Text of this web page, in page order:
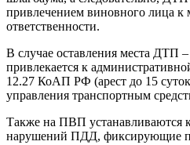
привлечением виновного лица к
ответственности.
В случае оставления места ДТП
привлекается к
12.27 КоАП РФ (арест до 15
управления транспортным
Также на ПВП устанавливаются
нарушений ПДД, фиксирующие